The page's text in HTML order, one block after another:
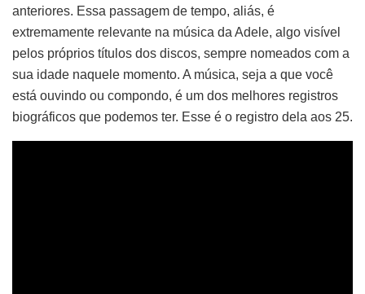
anteriores. Essa passagem de tempo, aliás, é
extremamente relevante na música da Adele, algo visível
pelos próprios títulos dos discos, sempre nomeados com a
sua idade naquele momento. A música, seja a que você
está ouvindo ou compondo, é um dos melhores registros
biográficos que podemos ter. Esse é o registro dela aos 25.